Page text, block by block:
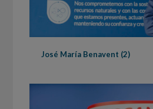
José María Benavent (2)